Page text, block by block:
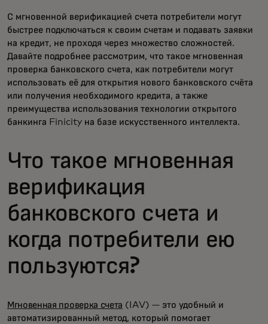
С мгновенной верификацией счета потребители могут
быстрее подключаться к своим счетам и подавать заявки
на кредит, не проходя через множество сложностей.
Давайте подробнее рассмотрим, что такое мгновенная
проверка банковского счета, как потребители могут
использовать её для открытия нового банковского счёта
или получения необходимого кредита, а также
преимущества использования технологии открытого
банкинга Finicity на базе искусственного интеллекта.
Что такое мгновенная
верификация
банковского счета и
когда потребители ею
пользуются?
Мгновенная проверка счета (IAV) — это удобный и
автоматизированный метод, который помогает